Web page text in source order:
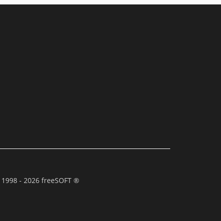
- 2026 freeSOFT ®